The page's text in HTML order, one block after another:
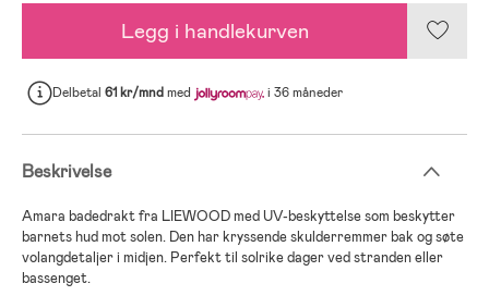
Legg i handlekurven
Delbetal 61 kr/mndmed i 36 måneder
Beskrivelse
Amara badedrakt fra LIEWOOD med UV-beskyttelse som beskytter
barnets hud mot solen. Den har kryssende skulderremmer bak og søte
volangdetaljer i midjen. Perfekt til solrike dager ved stranden eller
bassenget.